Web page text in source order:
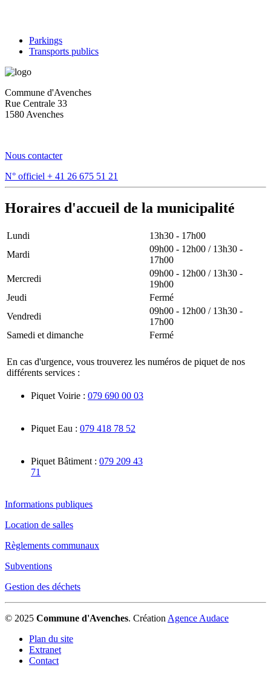
Parkings
Transports publics
Commune d'Avenches
Rue Centrale 33
1580 Avenches
Nous contacter
N° officiel + 41 26 675 51 21
Horaires d'accueil de la municipalité
Lundi
13h30 - 17h00
Mardi
09h00 - 12h00 / 13h30 -
17h00
Mercredi
09h00 - 12h00 / 13h30 -
19h00
Jeudi
Fermé
Vendredi
09h00 - 12h00 / 13h30 -
17h00
Samedi et dimanche
Fermé
En cas d'urgence, vous trouverez les numéros de piquet de nos
différents services :
Piquet Voirie : 079 690 00 03
Piquet Eau : 079 418 78 52
Piquet Bâtiment : 079 209 43
71
Informations publiques
Location de salles
Règlements communaux
Subventions
Gestion des déchets
© 2025 Commune d'Avenches. Création Agence Audace
Plan du site
Extranet
Contact